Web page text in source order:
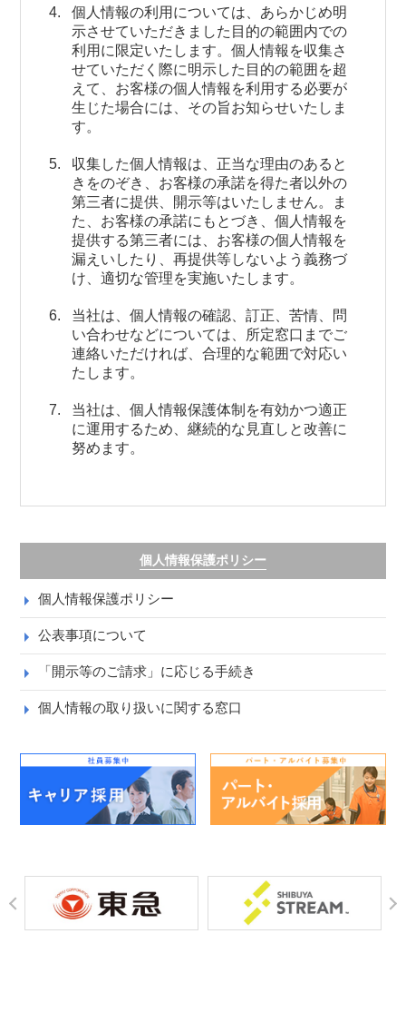
個人情報の利用については、あらかじめ明
示させていただきました目的の範囲内での
利用に限定いたします。個人情報を収集さ
せていただく際に明示した目的の範囲を超
えて、お客様の個人情報を利用する必要が
生じた場合には、その旨お知らせいたしま
す。
収集した個人情報は、正当な理由のあると
きをのぞき、お客様の承諾を得た者以外の
第三者に提供、開示等はいたしません。ま
た、お客様の承諾にもとづき、個人情報を
提供する第三者には、お客様の個人情報を
漏えいしたり、再提供等しないよう義務づ
け、適切な管理を実施いたします。
当社は、個人情報の確認、訂正、苦情、問
い合わせなどについては、所定窓口までご
連絡いただければ、合理的な範囲で対応い
たします。
当社は、個人情報保護体制を有効かつ適正
に運用するため、継続的な見直しと改善に
努めます。
個人情報保護ポリシー
個人情報保護ポリシー
公表事項について
「開示等のご請求」に応じる手続き
個人情報の取り扱いに関する窓口